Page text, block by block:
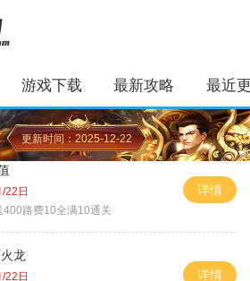
游戏下载 最新攻略 最近
更新时间：2025-12-22
22日
400路费10全满10通关
详情
龙
22日
详情